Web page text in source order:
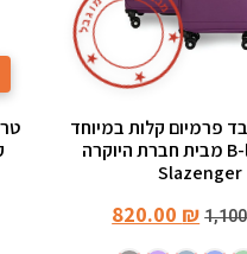
מ ו
ג
ב
ל ★
★
★
בד פרמיום קלות במיוחד
דגם B-lite II מבית חברת היוקרה
Slazenger
820.00 ₪